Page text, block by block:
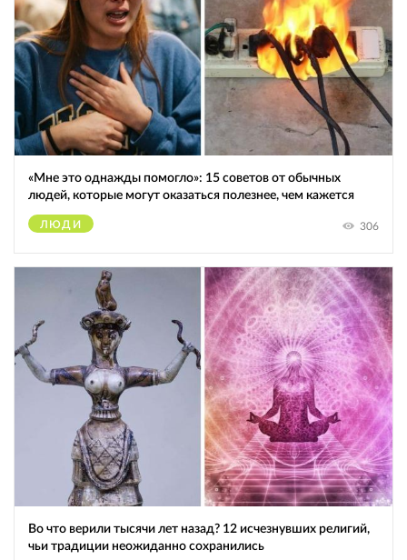
«Мне это однажды помогло»: 15 советов от обычных
людей, которые могут оказаться полезнее, чем кажется
ЛЮДИ 306
Во что верили тысячи лет назад? 12 исчезнувших религий,
чьи традиции неожиданно сохранились